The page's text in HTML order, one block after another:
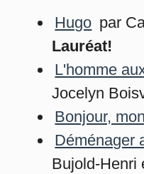
Hugo par
Lauréat!
L'homme
Jocelyn
Bonjour,
Déménager
Bujold-Henri